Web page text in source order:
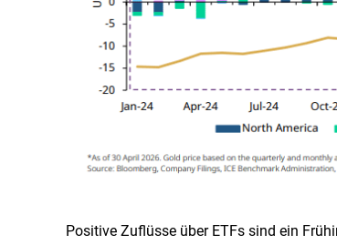
Positive Zuflüsse über ETFs sind ein